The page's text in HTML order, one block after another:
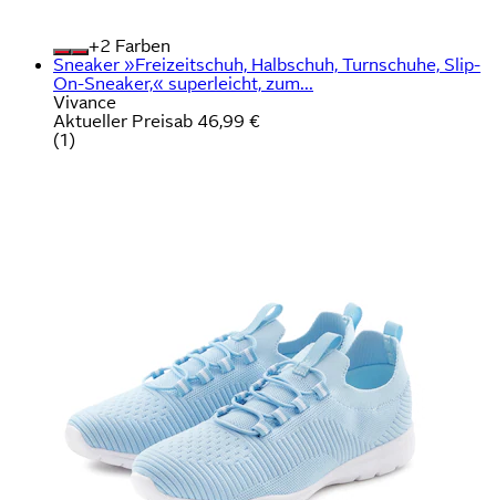
+
Farben
Sneaker »Freizeitschuh, Halbschuh, Turnschuhe, Slip-
On-Sneaker,« superleicht, zum...
Vivance
Aktueller Preisab 46,99 €
(1)